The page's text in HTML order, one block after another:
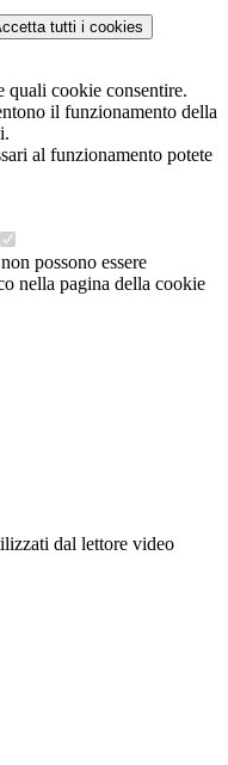
tutti i cookies
quali cookie consentire.
il funzionamento della
al funzionamento potete
possono essere
nella pagina della cookie
dal lettore video